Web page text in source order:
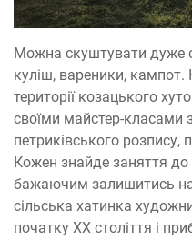
Можна скуштувати дуже
куліш, вареники, кампот.
території козацького
своїми майстер-класами
петриківського розпису,
Кожен знайде заняття до
бажаючим залишитись
сільська хатинка
початку XX століття і